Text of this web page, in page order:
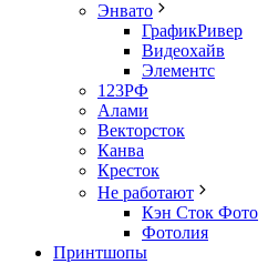
Энвато
ГрафикРивер
Видеохайв
Элементс
123РФ
Алами
Векторсток
Канва
Кресток
Не работают
Кэн Сток Фото
Фотолия
Принтшопы